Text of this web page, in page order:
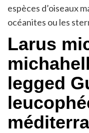
espèces d’oiseaux
océanites ou les
Larus
legged